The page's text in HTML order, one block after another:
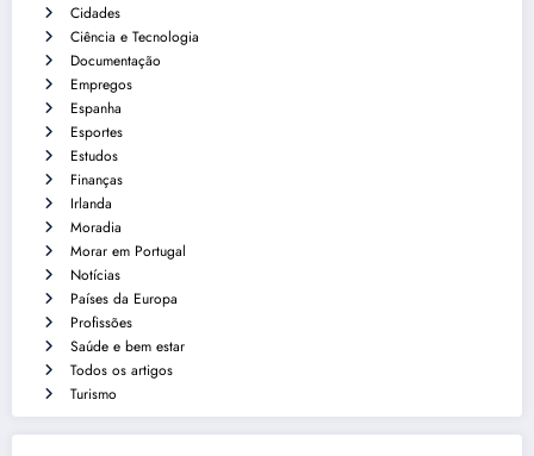
Cidades
Ciência e Tecnologia
Documentação
Empregos
Espanha
Esportes
Estudos
Finanças
Irlanda
Moradia
Morar em Portugal
Notícias
Países da Europa
Profissões
Saúde e bem estar
Todos os artigos
Turismo